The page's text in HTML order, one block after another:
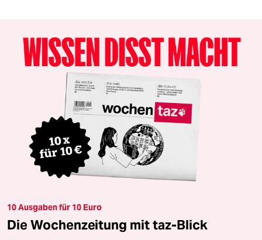
10 Ausgaben für 10 Euro
Die Wochenzeitung mit taz-Blick